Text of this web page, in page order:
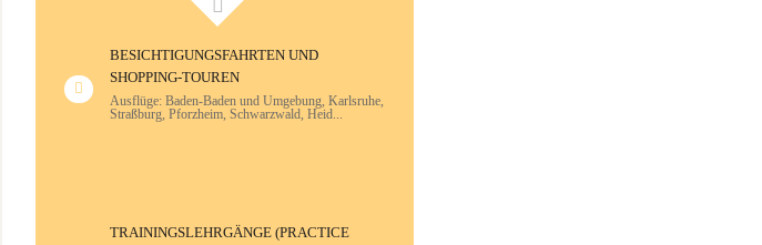
Plastische Chirurgie und
Psychiatrie und Psychotherapie
Pulmonologie
Immunologie
BESICHTIGUNGSFAHRTEN UND
SHOPPING-TOUREN
Ausflüge: Baden-Baden und Umgebung, Karlsruhe,
Straßburg, Pforzheim, Schwarzwald, Heid...
TRAININGSLEHRGÄNGE (PRACTICE